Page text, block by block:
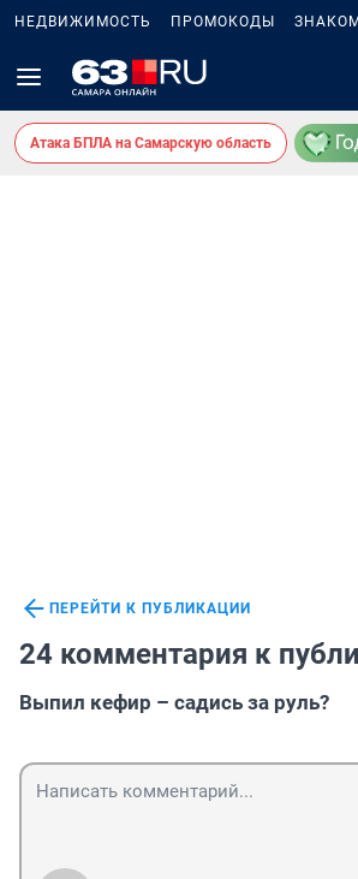
НЕДВИЖИМОСТЬ ПРОМОКОДЫ
Атака БПЛА на Самарскую область
ПЕРЕЙТИ К ПУБЛИКАЦИИ
24 комментария к
Выпил кефир – садись за руль?